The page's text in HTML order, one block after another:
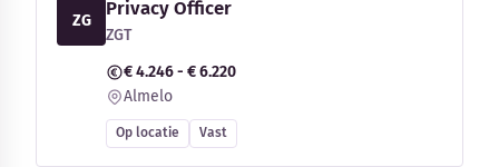
ZG
Privacy Officer
ZGT
€ 4.246 - € 6.220
Almelo
Op locatie Vast